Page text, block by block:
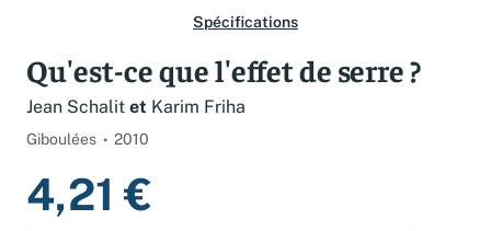
Qu'est-ce que l'effet de serre ?
4,21 €